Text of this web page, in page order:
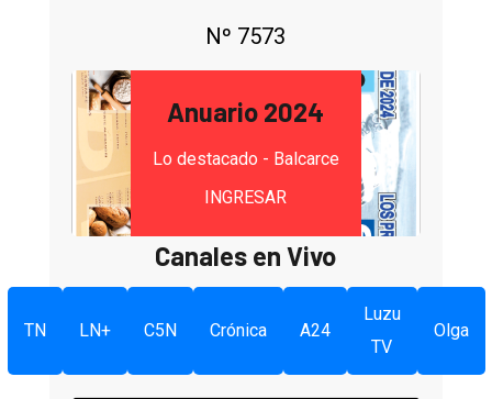
Nº 7573
Anuario 2024
Lo destacado - Balcarce
INGRESAR
Canales en Vivo
TN LN+ C5N Crónica A24
Luzu
TV
Olga